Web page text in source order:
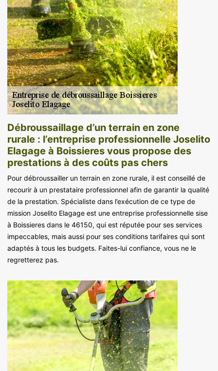
Débroussaillage d’un terrain en zone
rurale : l’entreprise professionnelle Joselito
Elagage à Boissieres vous propose des
prestations à des coûts pas chers
Pour débroussailler un terrain en zone rurale, il est conseillé de
recourir à un prestataire professionnel afin de garantir la qualité
de la prestation. Spécialiste dans l’exécution de ce type de
mission Joselito Elagage est une entreprise professionnelle sise
à Boissieres dans le 46150, qui est réputée pour ses services
impeccables, mais aussi pour ses conditions tarifaires qui sont
adaptés à tous les budgets. Faites-lui confiance, vous ne le
regretterez pas.